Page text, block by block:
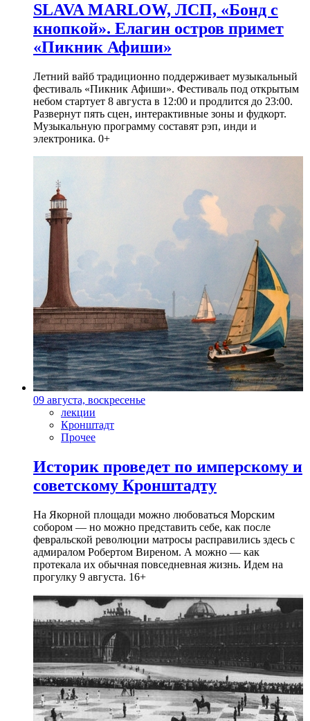
SLAVA MARLOW, ЛСП, «Бонд с
кнопкой». Елагин остров примет
«Пикник Афиши»
Летний вайб традиционно поддерживает музыкальный
фестиваль «Пикник Афиши». Фестиваль под открытым
небом стартует 8 августа в 12:00 и продлится до 23:00.
Развернут пять сцен, интерактивные зоны и фудкорт.
Музыкальную программу составят рэп, инди и
электроника. 0+
09 августа, воскресенье
лекции
Кронштадт
Прочее
Историк проведет по имперскому и
советскому Кронштадту
На Якорной площади можно любоваться Морским
собором — но можно представить себе, как после
февральской революции матросы расправились здесь с
адмиралом Робертом Виреном. А можно — как
протекала их обычная повседневная жизнь. Идем на
прогулку 9 августа. 16+